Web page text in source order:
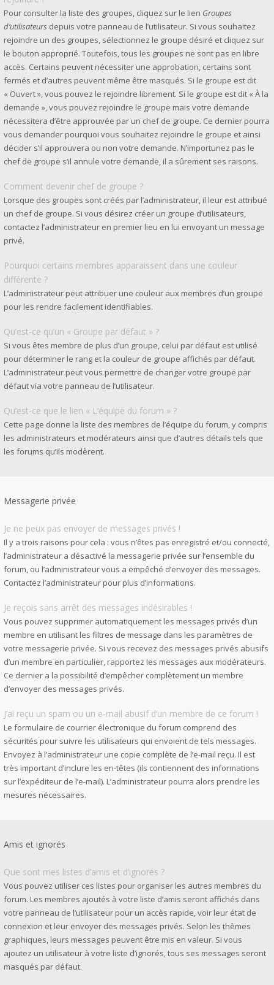
Pour consulter la liste des groupes, cliquez sur le lien Groupes
d’utilisateurs depuis votre panneau de l’utilisateur. Si vous souhaitez
rejoindre un des groupes, sélectionnez le groupe désiré et cliquez sur
le bouton approprié. Toutefois, tous les groupes ne sont pas en libre
accès. Certains peuvent nécessiter une approbation, certains sont
fermés et d’autres peuvent même être masqués. Si le groupe est dit
« Ouvert », vous pouvez le rejoindre librement. Si le groupe est dit « À la
demande », vous pouvez rejoindre le groupe mais votre demande
nécessitera d’être approuvée par un chef de groupe. Ce dernier pourra
vous demander pourquoi vous souhaitez rejoindre le groupe et ainsi
décider s’il approuvera ou non votre demande. N’importunez pas le
chef de groupe s’il annule votre demande, il a sûrement ses raisons.
Comment devenir chef de groupe ?
Lorsque des groupes sont créés par l’administrateur, il leur est attribué
un chef de groupe. Si vous désirez créer un groupe d’utilisateurs,
contactez l’administrateur en premier lieu en lui envoyant un message
privé.
Pourquoi certains membres apparaissent dans une couleur
différente ?
L’administrateur peut attribuer une couleur aux membres d’un groupe
pour les rendre facilement identifiables.
Qu’est-ce qu’un « Groupe par défaut » ?
Si vous êtes membre de plus d’un groupe, celui par défaut est utilisé
pour déterminer le rang et la couleur de groupe affichés par défaut.
L’administrateur peut vous permettre de changer votre groupe par
défaut via votre panneau de l’utilisateur.
Qu’est-ce que le lien « L’équipe du forum » ?
Cette page donne la liste des membres de l’équipe du forum, y compris
les administrateurs et modérateurs ainsi que d’autres détails tels que
les forums qu’ils modèrent.
Messagerie privée
Je ne peux pas envoyer de messages privés !
Il y a trois raisons pour cela : vous n’êtes pas enregistré et/ou connecté,
l’administrateur a désactivé la messagerie privée sur l’ensemble du
forum, ou l’administrateur vous a empêché d’envoyer des messages.
Contactez l’administrateur pour plus d’informations.
Je reçois sans arrêt des messages indésirables !
Vous pouvez supprimer automatiquement les messages privés d’un
membre en utilisant les filtres de message dans les paramètres de
votre messagerie privée. Si vous recevez des messages privés abusifs
d’un membre en particulier, rapportez les messages aux modérateurs.
Ce dernier a la possibilité d’empêcher complètement un membre
d’envoyer des messages privés.
J’ai reçu un spam ou un e-mail abusif d’un membre de ce forum !
Le formulaire de courrier électronique du forum comprend des
sécurités pour suivre les utilisateurs qui envoient de tels messages.
Envoyez à l’administrateur une copie complète de l’e-mail reçu. Il est
très important d’inclure les en-têtes (ils contiennent des informations
sur l’expéditeur de l’e-mail). L’administrateur pourra alors prendre les
mesures nécessaires.
Amis et ignorés
Que sont mes listes d’amis et d’ignorés ?
Vous pouvez utiliser ces listes pour organiser les autres membres du
forum. Les membres ajoutés à votre liste d’amis seront affichés dans
votre panneau de l’utilisateur pour un accès rapide, voir leur état de
connexion et leur envoyer des messages privés. Selon les thèmes
graphiques, leurs messages peuvent être mis en valeur. Si vous
ajoutez un utilisateur à votre liste d’ignorés, tous ses messages seront
masqués par défaut.